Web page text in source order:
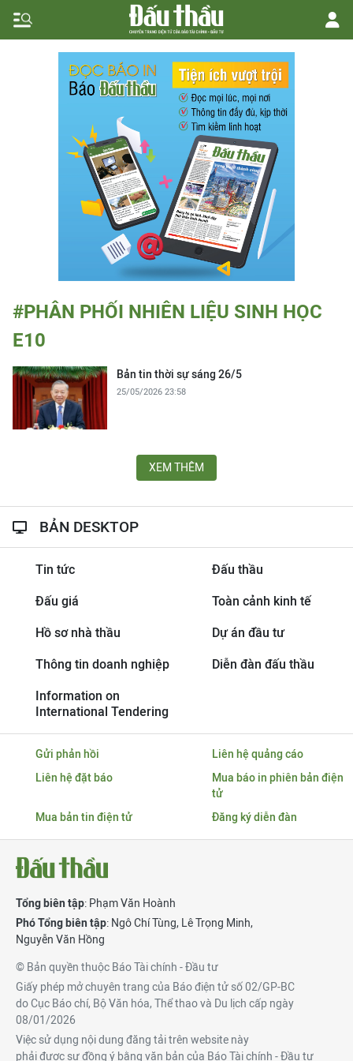
#PHÂN PHỐI NHIÊN LIỆU SINH HỌC
E10
Bản tin thời sự sáng 26/5
25/05/2026 23:58
XEM THÊM
BẢN DESKTOP
Tin tức Đấu thầu
Đấu giá Toàn cảnh kinh tế
Hồ sơ nhà thầu Dự án đầu tư
Thông tin doanh nghiệp Diễn đàn đấu thầu
Information on
International Tendering
Gửi phản hồi
Liên hệ quảng cáo
Liên hệ đặt báo
Mua báo in phiên bản điện
tử
Mua bản tin điện tử
Đăng ký diễn đàn
Tổng biên tập: Phạm Văn Hoành
Phó Tổng biên tập: Ngô Chí Tùng, Lê Trọng Minh,
Nguyễn Văn Hồng
© Bản quyền thuộc Báo Tài chính - Đầu tư
Giấy phép mở chuyên trang của Báo điện tử số 02/GP-BC
do Cục Báo chí, Bộ Văn hóa, Thể thao và Du lịch cấp ngày
08/01/2026
Việc sử dụng nội dung đăng tải trên website này
phải được sự đồng ý bằng văn bản của Báo Tài chính - Đầu tư